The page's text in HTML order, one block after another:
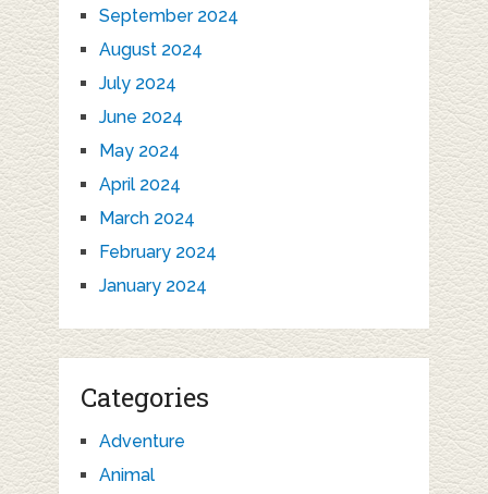
September 2024
August 2024
July 2024
June 2024
May 2024
April 2024
March 2024
February 2024
January 2024
Categories
Adventure
Animal